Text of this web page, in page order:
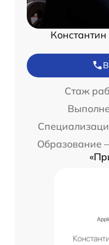
Стаж
Образование –